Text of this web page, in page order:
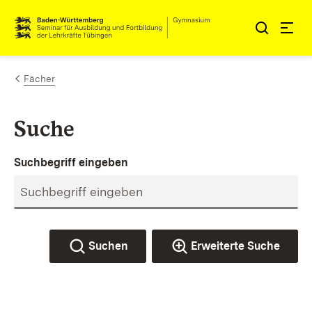
Zum Inhalt springen
Link zur Startseite
Fächer
Suche
Suchbegriff eingeben
Suchen Erweiterte Suche